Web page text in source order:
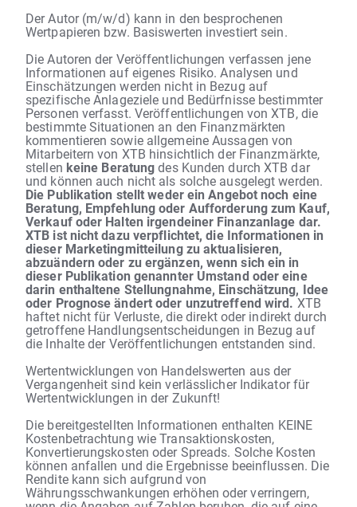
Der Autor (m/w/d) kann in den besprochenen
Wertpapieren bzw. Basiswerten investiert sein.
Die Autoren der Veröffentlichungen verfassen jene
Informationen auf eigenes Risiko. Analysen und
Einschätzungen werden nicht in Bezug auf
spezifische Anlageziele und Bedürfnisse bestimmter
Personen verfasst. Veröffentlichungen von XTB, die
bestimmte Situationen an den Finanzmärkten
kommentieren sowie allgemeine Aussagen von
Mitarbeitern von XTB hinsichtlich der Finanzmärkte,
stellen keine Beratungdes Kunden durch XTB dar
und können auch nicht als solche ausgelegt werden.
Die Publikation stellt weder ein Angebot noch eine
Beratung, Empfehlung oder Aufforderung zum Kauf,
Verkauf oder Halten irgendeiner Finanzanlage dar.
XTB ist nicht dazu verpflichtet, die Informationen in
dieser Marketingmitteilung zu aktualisieren,
abzuändern oder zu ergänzen, wenn sich ein in
dieser Publikation genannter Umstand oder eine
darin enthaltene Stellungnahme, Einschätzung, Idee
oder Prognose ändert oder unzutreffend wird. XTB
haftet nicht für Verluste, die direkt oder indirekt durch
getroffene Handlungsentscheidungen in Bezug auf
die Inhalte der Veröffentlichungen entstanden sind.
Wertentwicklungen von Handelswerten aus der
Vergangenheit sind kein verlässlicher Indikator für
Wertentwicklungen in der Zukunft!
Die bereitgestellten Informationen enthalten KEINE
Kostenbetrachtung wie Transaktionskosten,
Konvertierungskosten oder Spreads. Solche Kosten
können anfallen und die Ergebnisse beeinflussen. Die
Rendite kann sich aufgrund von
Währungsschwankungen erhöhen oder verringern,